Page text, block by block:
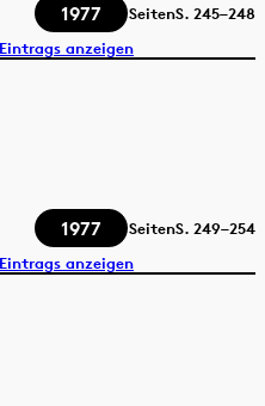
1977 SeitenS. 245–248
anzeigen
1977 SeitenS. 249–254
anzeigen